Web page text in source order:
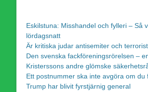
Eskilstuna: Misshandel och fylleri – Så
lördagsnatt
Är kritiska judar antisemiter och
Den svenska fackföreningsrörelsen –
Kristerssons andre glömske
Ett postnummer ska inte avgöra om du
Trump har blivit fyrstjärnig general